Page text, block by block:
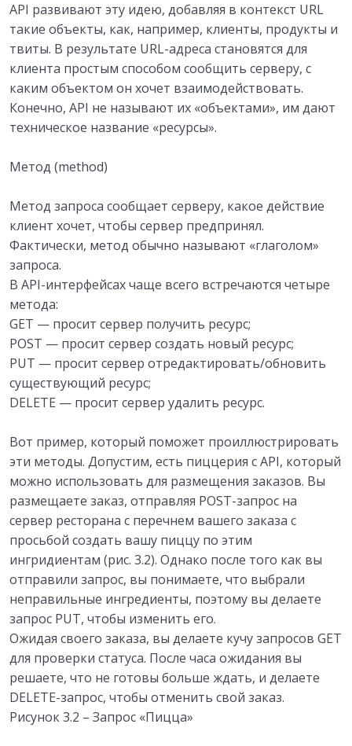
API развивают эту идею, добавляя в контекст URL
такие объекты, как, например, клиенты, продукты и
твиты. В результате URL-адреса становятся для
клиента простым способом сообщить серверу, с
каким объектом он хочет взаимодействовать.
Конечно, API не называют их «объектами», им дают
техническое название «ресурсы».
Метод (method)
Метод запроса сообщает серверу, какое действие
клиент хочет, чтобы сервер предпринял.
Фактически, метод обычно называют «глаголом»
запроса.
В API-интерфейсах чаще всего встречаются четыре
метода:
GET — просит сервер получить ресурс;
POST — просит сервер создать новый ресурс;
PUT — просит сервер отредактировать/обновить
существующий ресурс;
DELETE — просит сервер удалить ресурс.
Вот пример, который поможет проиллюстрировать
эти методы. Допустим, есть пиццерия с API, который
можно использовать для размещения заказов. Вы
размещаете заказ, отправляя POST-запрос на
сервер ресторана с перечнем вашего заказа с
просьбой создать вашу пиццу по этим
ингридиентам (рис. 3.2). Однако после того как вы
отправили запрос, вы понимаете, что выбрали
неправильные ингредиенты, поэтому вы делаете
запрос PUT, чтобы изменить его.
Ожидая своего заказа, вы делаете кучу запросов GET
для проверки статуса. После часа ожидания вы
решаете, что не готовы больше ждать, и делаете
DELETE-запрос, чтобы отменить свой заказ.
Рисунок 3.2 – Запрос «Пицца»